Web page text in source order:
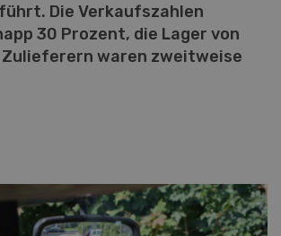
Die Verkaufszahlen
30 Prozent, die Lager von
Zulieferern waren zweitweise